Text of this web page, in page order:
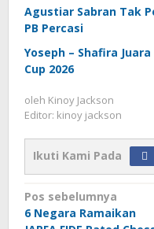
Agustiar Sabran Tak
PB Percasi
Yoseph – Shafira
Cup 2026
oleh Kinoy Jackson
Editor: kinoy jackson
Ikuti Kami Pada
Navigasi
pos
Pos sebelumnya
6 Negara Ramaikan